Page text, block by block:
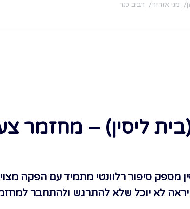
מגי אזרזר רביב כנר
ליסין) – מחזמר
מספק סיפור רלוונטי מתמיד עם הפקה
לא יוכל שלא להתרגש ולהתחבר